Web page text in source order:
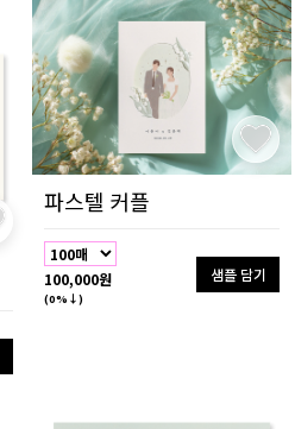
파스텔 커플
100,000원
(0%↓)
샘플 담기